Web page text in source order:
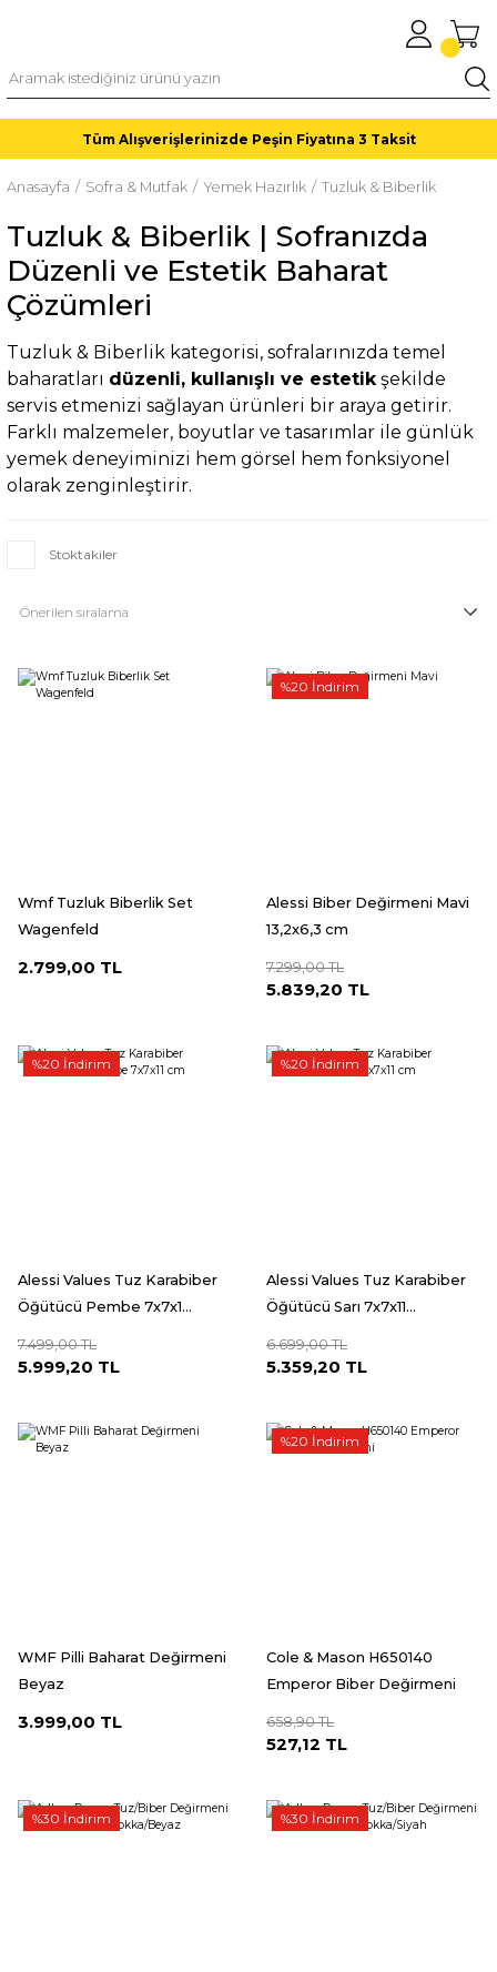
Tüm Alışverişlerinizde Peşin Fiyatına 3 Taksit
Anasayfa Sofra & Mutfak Yemek Hazırlık Tuzluk & Biberlik
Tuzluk & Biberlik | Sofranızda
Düzenli ve Estetik Baharat
Çözümleri
Tuzluk & Biberlik kategorisi, sofralarınızda temel
baharatları düzenli, kullanışlı ve estetikşekilde
servis etmenizi sağlayan ürünleri bir araya getirir.
Farklı malzemeler, boyutlar ve tasarımlar ile günlük
yemek deneyiminizi hem görsel hem fonksiyonel
olarak zenginleştirir.
Stoktakiler
Wmf Tuzluk Biberlik Set
Wagenfeld
2.799,00 TL
%20 İndirim
Alessi Biber Değirmeni Mavi
13,2x6,3 cm
7.299,00 TL
5.839,20 TL
%20 İndirim
Alessi Values Tuz Karabiber
Öğütücü Pembe 7x7x1...
7.499,00 TL
5.999,20 TL
%20 İndirim
Alessi Values Tuz Karabiber
Öğütücü Sarı 7x7x11...
6.699,00 TL
5.359,20 TL
WMF Pilli Baharat Değirmeni
Beyaz
3.999,00 TL
%20 İndirim
Cole & Mason H650140
Emperor Biber Değirmeni
658,90 TL
527,12 TL
%30 İndirim %30 İndirim